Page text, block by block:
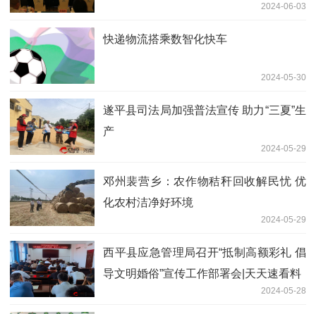
2024-06-03
快递物流搭乘数智化快车
2024-05-30
遂平县司法局加强普法宣传 助力“三夏”生
产
2024-05-29
邓州裴营乡：农作物秸秆回收解民忧 优
化农村洁净好环境
2024-05-29
​西平县应急管理局召开“抵制高额彩礼 倡
导文明婚俗”宣传工作部署会|天天速看料
2024-05-28